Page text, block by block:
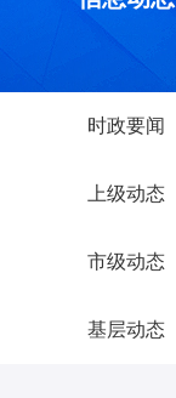
时政要闻
上级动态
市级动态
基层动态